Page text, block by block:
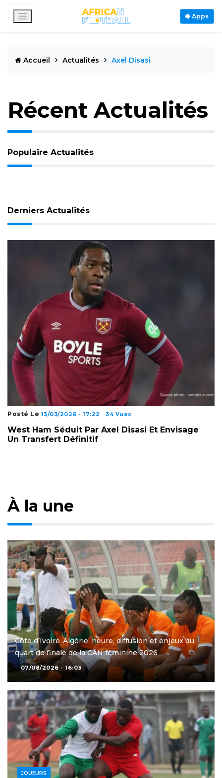
Apps
Accueil Actualités Axel Disasi
Récent Actualités
Populaire Actualités
Derniers Actualités
Posté Le 13/03/2026 - 17:22 34 Vues
West Ham Séduit Par Axel Disasi Et Envisage
Un Transfert Définitif
À la une
Côte d’Ivoire-Algérie: heure, diffusion et enjeux du
quart de finale de la CAN féminine 2026
07/08/2026 - 16:03
JOUEURS